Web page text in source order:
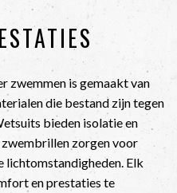
zwemmen is gemaakt van
die bestand zijn tegen
bieden isolatie en
zorgen voor
lichtomstandigheden. Elk
en prestaties te